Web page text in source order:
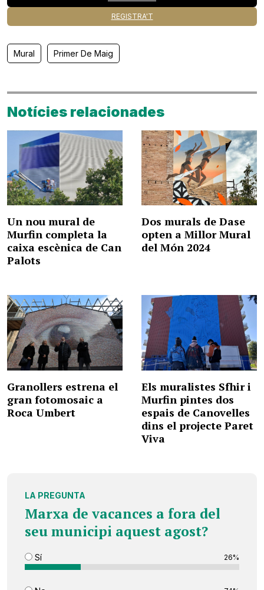
REGISTRA'T
Mural Primer De Maig
Notícies relacionades
Un nou mural de
Murfin completa la
caixa escènica de Can
Palots
Dos murals de Dase
opten a Millor Mural
del Món 2024
Granollers estrena el
gran fotomosaic a
Roca Umbert
Els muralistes Sfhir i
Murfin pintes dos
espais de Canovelles
dins el projecte Paret
Viva
LA PREGUNTA
Marxa de vacances a fora del
seu municipi aquest agost?
Sí 26%